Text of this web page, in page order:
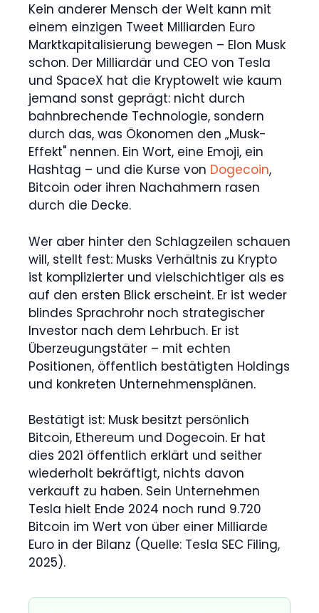
Kein anderer Mensch der Welt kann mit
einem einzigen Tweet Milliarden Euro
Marktkapitalisierung bewegen – Elon Musk
schon. Der Milliardär und CEO von Tesla
und SpaceX hat die Kryptowelt wie kaum
jemand sonst geprägt: nicht durch
bahnbrechende Technologie, sondern
durch das, was Ökonomen den „Musk-
Effekt" nennen. Ein Wort, eine Emoji, ein
Hashtag – und die Kurse von Dogecoin,
Bitcoin oder ihren Nachahmern rasen
durch die Decke.
Wer aber hinter den Schlagzeilen schauen
will, stellt fest: Musks Verhältnis zu Krypto
ist komplizierter und vielschichtiger als es
auf den ersten Blick erscheint. Er ist weder
blindes Sprachrohr noch strategischer
Investor nach dem Lehrbuch. Er ist
Überzeugungstäter – mit echten
Positionen, öffentlich bestätigten Holdings
und konkreten Unternehmensplänen.
Bestätigt ist: Musk besitzt persönlich
Bitcoin, Ethereum und Dogecoin. Er hat
dies 2021 öffentlich erklärt und seither
wiederholt bekräftigt, nichts davon
verkauft zu haben. Sein Unternehmen
Tesla hielt Ende 2024 noch rund 9.720
Bitcoin im Wert von über einer Milliarde
Euro in der Bilanz (Quelle: Tesla SEC Filing,
2025).